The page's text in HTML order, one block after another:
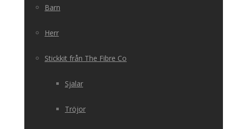
Barn
Herr
Stickkit från The Fibre Co
Sjalar
Tröjor